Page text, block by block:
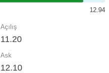
12.94
Açılış
11.20
Ask
12.10